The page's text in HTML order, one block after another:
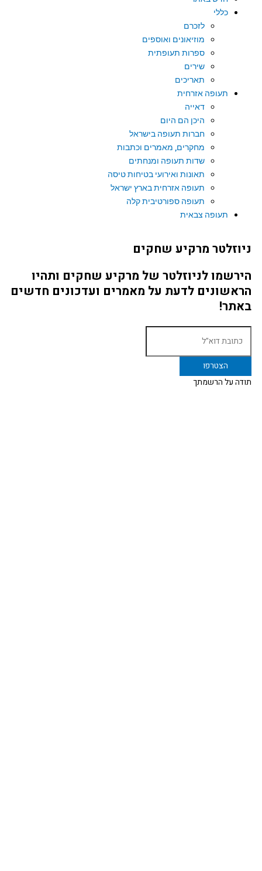
כללי
לזכרם
מוזיאונים ואוספים
ספרות תעופתית
שירים
תאריכים
תעופה אזרחית
דאייה
היכן הם היום
חברות תעופה בישראל
מחקרים, מאמרים וכתבות
שדות תעופה ומנחתים
תאונות ואירועי בטיחות טיסה
תעופה אזרחית בארץ ישראל
תעופה ספורטיבית קלה
תעופה צבאית
ניוזלטר מרקיע שחקים
הירשמו לניוזלטר של מרקיע שחקים ותהיו
הראשונים לדעת על מאמרים ועדכונים חדשים
באתר!
תודה על הרשמתך